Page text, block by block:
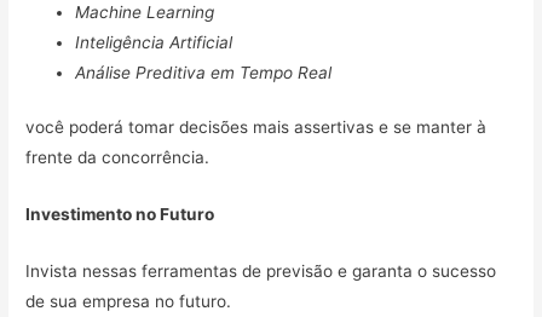
Machine Learning
Inteligência Artificial
Análise Preditiva em Tempo Real
você poderá tomar decisões mais assertivas e se manter à
frente da concorrência.
Investimento no Futuro
Invista nessas ferramentas de previsão e garanta o sucesso
de sua empresa no futuro.